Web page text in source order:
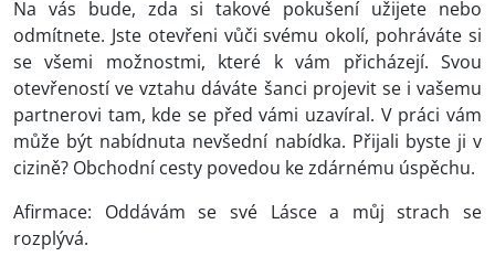
Na vás bude, zda si takové pokušení užijete nebo
odmítnete. Jste otevřeni vůči svému okolí, pohráváte si
se všemi možnostmi, které k vám přicházejí. Svou
otevřeností ve vztahu dáváte šanci projevit se i vašemu
partnerovi tam, kde se před vámi uzavíral. V práci vám
může být nabídnuta nevšední nabídka. Přijali byste ji v
cizině? Obchodní cesty povedou ke zdárnému úspěchu.
Afirmace: Oddávám se své Lásce a můj strach se
rozplývá.